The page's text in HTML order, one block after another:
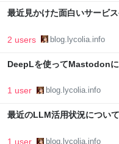
最近見かけた面白いサービ
2 users blog.lycolia.info
DeepLを使ってMastodon
1 user blog.lycolia.info
最近のLLM活用状況について
1 user blog.lycolia.info